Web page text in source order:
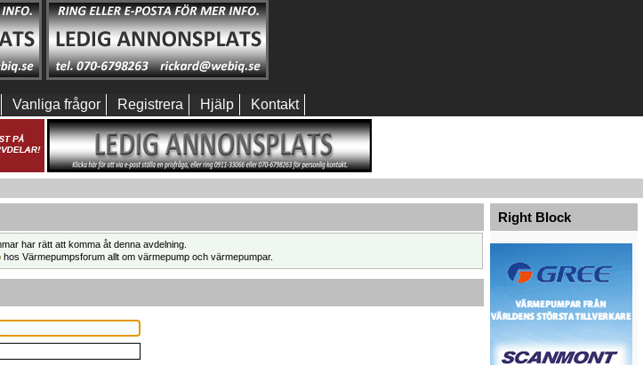
Vanliga frågor Registrera Hjälp Kontakt
har rätt att komma åt denna avdelning.
hos Värmepumpsforum allt om värmepump och värmepumpar.
Right Block